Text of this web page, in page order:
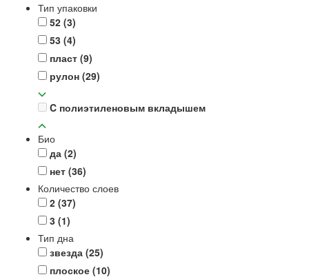
Тип упаковки
52 (3)
53 (4)
пласт (9)
рулон (29)
C полиэтиленовым вкладышем
Био
да (2)
нет (36)
Количество слоев
2 (37)
3 (1)
Тип дна
звезда (25)
плоское (10)